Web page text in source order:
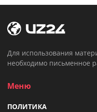
Для использования
необходимо письменное
Меню
ПОЛИТИКА